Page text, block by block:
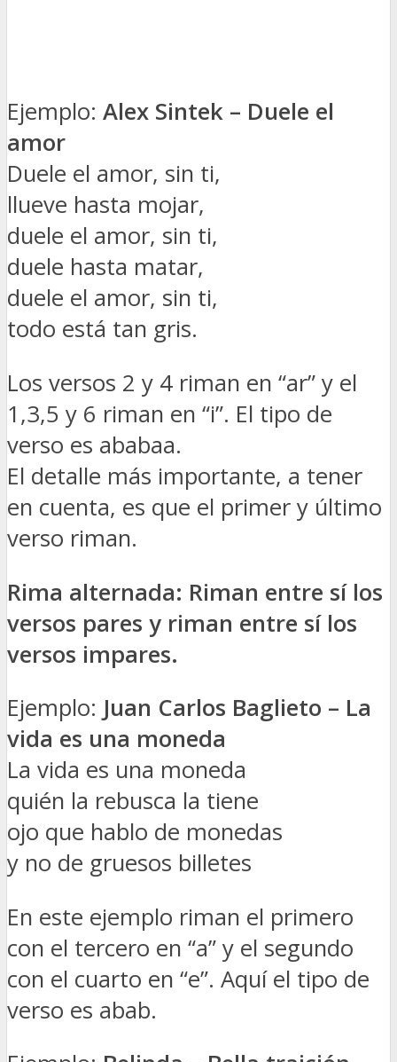
Ejemplo: Alex Sintek – Duele el
amor
Duele el amor, sin ti,
llueve hasta mojar,
duele el amor, sin ti,
duele hasta matar,
duele el amor, sin ti,
todo está tan gris.
Los versos 2 y 4 riman en “ar” y el
1,3,5 y 6 riman en “i”. El tipo de
verso es ababaa.
El detalle más importante, a tener
en cuenta, es que el primer y último
verso riman.
Rima alternada: Riman entre sí los
versos pares y riman entre sí los
versos impares.
Ejemplo: Juan Carlos Baglieto – La
vida es una moneda
La vida es una moneda
quién la rebusca la tiene
ojo que hablo de monedas
y no de gruesos billetes
En este ejemplo riman el primero
con el tercero en “a” y el segundo
con el cuarto en “e”. Aquí el tipo de
verso es abab.